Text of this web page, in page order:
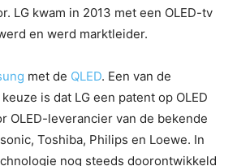
LG kwam in 2013 met een OLED-tv
en werd marktleider.
met de QLED. Een van de
is dat LG een patent op OLED
OLED-leverancier van de bekende
Toshiba, Philips en Loewe. In
nog steeds doorontwikkeld